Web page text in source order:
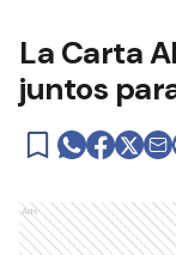
La Carta
juntos
Ads